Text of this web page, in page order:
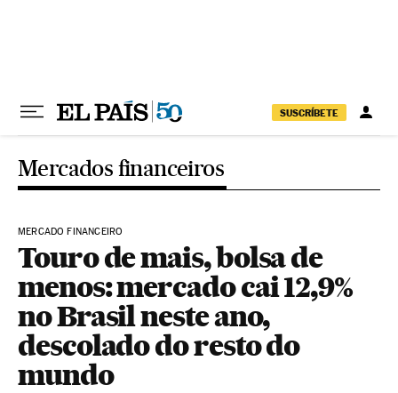
SUSCRÍBETE
Mercados financeiros
MERCADO FINANCEIRO
Touro de mais, bolsa de
menos: mercado cai 12,9%
no Brasil neste ano,
descolado do resto do
mundo